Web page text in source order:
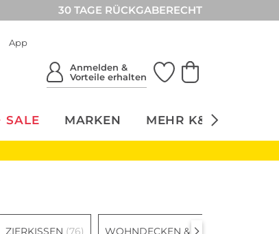
30 TAGE RÜCKGABERECHT
App
Anmelden &
Vorteile erhalten
SALE MARKEN MEHR K&Ö
ZIERKISSEN (76) WOHNDECKEN & PLAIDS